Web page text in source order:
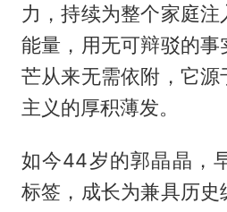
力，持续为整个家庭
能量，用无可辩驳的
芒从来无需依附，它
主义的厚积薄发。
如今44岁的郭晶晶，
标签，成长为兼具历